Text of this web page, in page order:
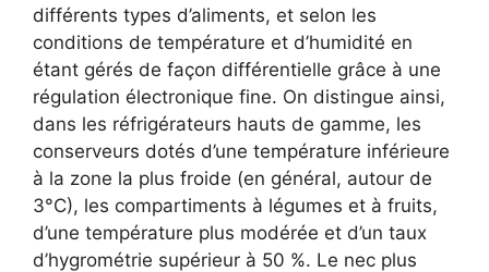
différents types d’aliments, et selon les
conditions de température et d’humidité en
étant gérés de façon différentielle grâce à une
régulation électronique fine. On distingue ainsi,
dans les réfrigérateurs hauts de gamme, les
conserveurs dotés d’une température inférieure
à la zone la plus froide (en général, autour de
3°C), les compartiments à légumes et à fruits,
d’une température plus modérée et d’un taux
d’hygrométrie supérieur à 50 %. Le nec plus